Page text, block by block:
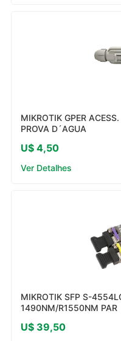
MIKROTIK GPER
PROVA D´AGUA
U$ 4,50
Ver Detalhes
MIKROTIK SFP S-
1490NM/R1550NM PAR
U$ 39,50